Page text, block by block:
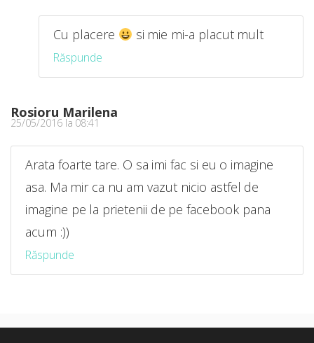
Cu placere si mie mi-a placut mult
Răspunde
Rosioru Marilena
25/05/2016 la 08:41
Arata foarte tare. O sa imi fac si eu o imagine
asa. Ma mir ca nu am vazut nicio astfel de
imagine pe la prietenii de pe facebook pana
acum :))
Răspunde